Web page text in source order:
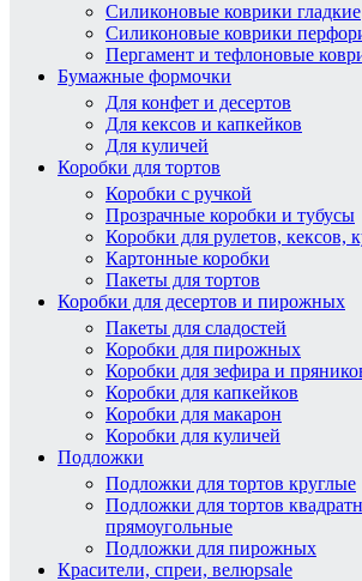
Силиконовые коврики гладкие
Силиконовые коврики
Пергамент и тефлоновые
Бумажные формочки
Для конфет и десертов
Для кексов и капкейков
Для куличей
Коробки для тортов
Коробки с ручкой
Прозрачные коробки и тубусы
Коробки для рулетов, кексов,
Картонные коробки
Пакеты для тортов
Коробки для десертов и пирожных
Пакеты для сладостей
Коробки для пирожных
Коробки для зефира и
Коробки для капкейков
Коробки для макарон
Коробки для куличей
Подложки
Подложки для тортов круглые
Подложки для тортов
прямоугольные
Подложки для пирожных
Красители, спреи, велюрsale